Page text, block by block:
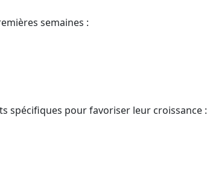
semaines :
spécifiques pour favoriser leur croissance :